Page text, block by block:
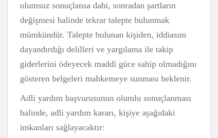
olumsuz sonuçlansa dahi, sonradan şartların
değişmesi halinde tekrar talepte bulunmak
mümkündür. Talepte bulunan kişiden, iddiasını
dayandırdığı delilleri ve yargılama ile takip
giderlerini ödeyecek maddi güce sahip olmadığını
gösteren belgeleri mahkemeye sunması beklenir.
Adli yardım başvurusunun olumlu sonuçlanması
halinde, adli yardım kararı, kişiye aşağıdaki
imkanları sağlayacaktır: